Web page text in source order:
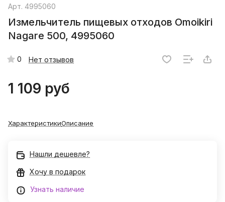
Арт. 4995060
Измельчитель пищевых отходов Omoikiri
Nagare 500, 4995060
0 Нет отзывов
1 109 руб
ХарактеристикиОписание
Нашли дешевле?
Хочу в подарок
Узнать наличие